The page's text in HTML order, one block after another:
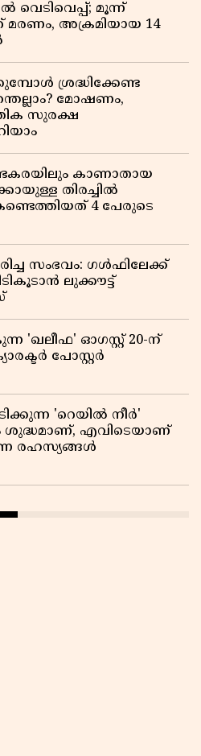
മൂന്ന്
മരണം, അക്രമിയായ 14
ശ്രദ്ധിക്കേണ്ട
മോഷണം,
സുരക്ഷ
കാണാതായ
തിരച്ചിൽ
4 പേരുടെ
സംഭവം: ഗൾഫിലേക്ക്
ലുക്കൗട്ട്
'ഖലീഫ' ഓഗസ്റ്റ് 20-ന്
പോസ്റ്റർ
'റെയിൽ നീർ'
ശുദ്ധമാണ്, എവിടെയാണ്
രഹസ്യങ്ങൾ